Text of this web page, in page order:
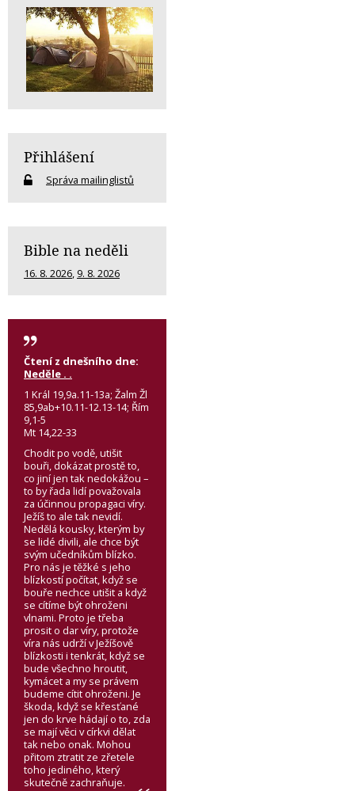
Přihlášení
Správa mailinglistů
Bible na neděli
16. 8. 2026, 9. 8. 2026
Čtení z dnešního dne:
Neděle . .
1 Král 19,9a.11-13a; Žalm Žl
85,9ab+10.11-12.13-14; Řím
9,1-5
Mt 14,22-33
Chodit po vodě, utišit
bouři, dokázat prostě to,
co jiní jen tak nedokážou –
to by řada lidí považovala
za účinnou propagaci víry.
Ježíš to ale tak nevidí.
Nedělá kousky, kterým by
se lidé divili, ale chce být
svým učedníkům blízko.
Pro nás je těžké s jeho
blízkostí počítat, když se
bouře nechce utišit a když
se cítíme být ohroženi
vlnami. Proto je třeba
prosit o dar víry, protože
víra nás udrží v Ježíšově
blízkosti i tenkrát, když se
bude všechno hroutit,
kymácet a my se právem
budeme cítit ohroženi. Je
škoda, když se křesťané
jen do krve hádají o to, zda
se mají věci v církvi dělat
tak nebo onak. Mohou
přitom ztratit ze zřetele
toho jediného, který
skutečně zachraňuje.